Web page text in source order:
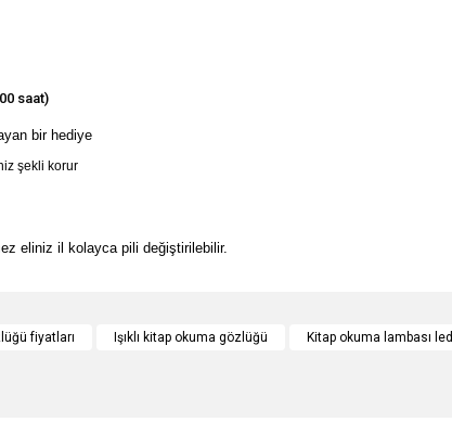
saat)
bir hediye
şekli korur
eliniz il kolayca pili değiştirilebilir.
Bu ürüne ilk yorumu siz yapın!
fiyatları Işıklı kitap okuma gözlüğü Kitap okuma lambası led